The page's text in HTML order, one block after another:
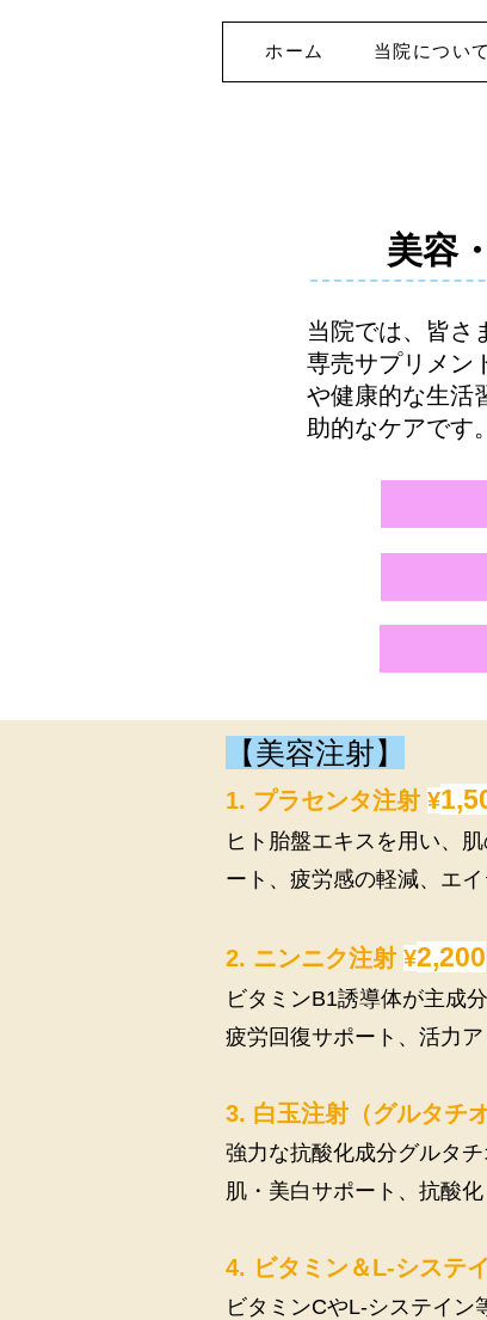
ホーム 当院について
美容
当院では、皆さ
専売サプリメン
や健康的な生活
助的なケアです
​【美容注射】
1. プラセンタ注射 ¥
ヒト胎盤エキスを用い、
ート、疲労感の軽減、エイ
2. ニンニク注射 ¥2,200
ビタミンB1誘導体が主成
疲労回復サポート、活力ア
3. 白玉注射（グルタチ
強力な抗酸化成分グルタ
肌・美白サポート、抗酸化
4. ビタミン＆L-システ
ビタミンCやL-システイ